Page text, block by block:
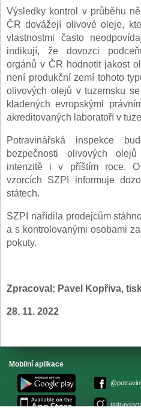
Výsledky kontrol v průběhu
ČR dovážejí olivové oleje,
vlastnostmi často
indikují, že dovozci
orgánů v ČR hodnotit jakost
není produkční zemí tohoto
olivových olejů v tuzemsku
kladených evropskými
akreditovaných laboratoří v
Potravinářská inspekce
bezpečnosti olivových
intenzitě i v příštím roce. O
vzorcích SZPI informuje
státech.
SZPI nařídila prodejcům
a s kontrolovanými osobami
pokuty.
Zpracoval: Pavel Kopřiva,
28. 11. 2022
Mobilní aplikace